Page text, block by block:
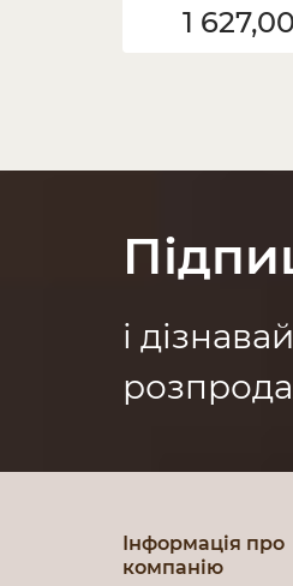
1
і
Інформація про
компанію